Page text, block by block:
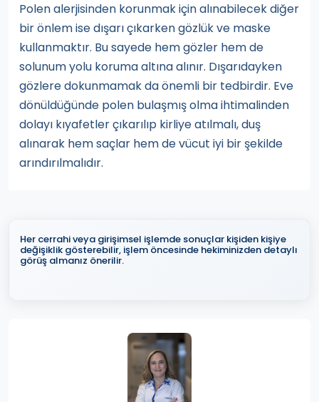
Polen alerjisinden korunmak için alınabilecek diğer
bir önlem ise dışarı çıkarken gözlük ve maske
kullanmaktır. Bu sayede hem gözler hem de
solunum yolu koruma altına alınır. Dışarıdayken
gözlere dokunmamak da önemli bir tedbirdir. Eve
dönüldüğünde polen bulaşmış olma ihtimalinden
dolayı kıyafetler çıkarılıp kirliye atılmalı, duş
alınarak hem saçlar hem de vücut iyi bir şekilde
arındırılmalıdır.
Her cerrahi veya girişimsel işlemde sonuçlar kişiden kişiye
değişiklik gösterebilir, işlem öncesinde hekiminizden detaylı
görüş almanız önerilir.